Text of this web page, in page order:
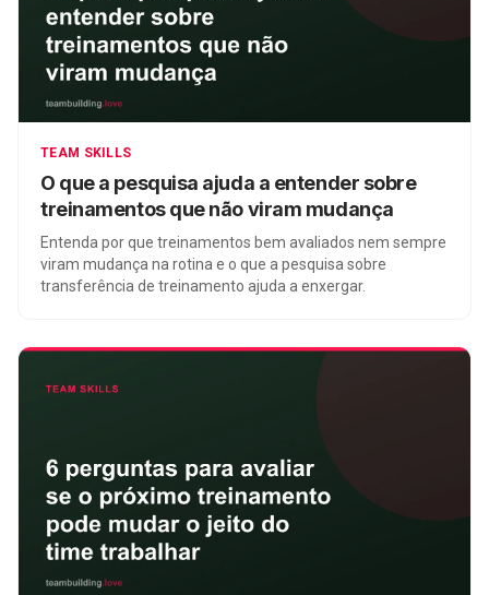
TEAM SKILLS
O que a pesquisa ajuda a entender sobre
treinamentos que não viram mudança
Entenda por que treinamentos bem avaliados nem sempre
viram mudança na rotina e o que a pesquisa sobre
transferência de treinamento ajuda a enxergar.